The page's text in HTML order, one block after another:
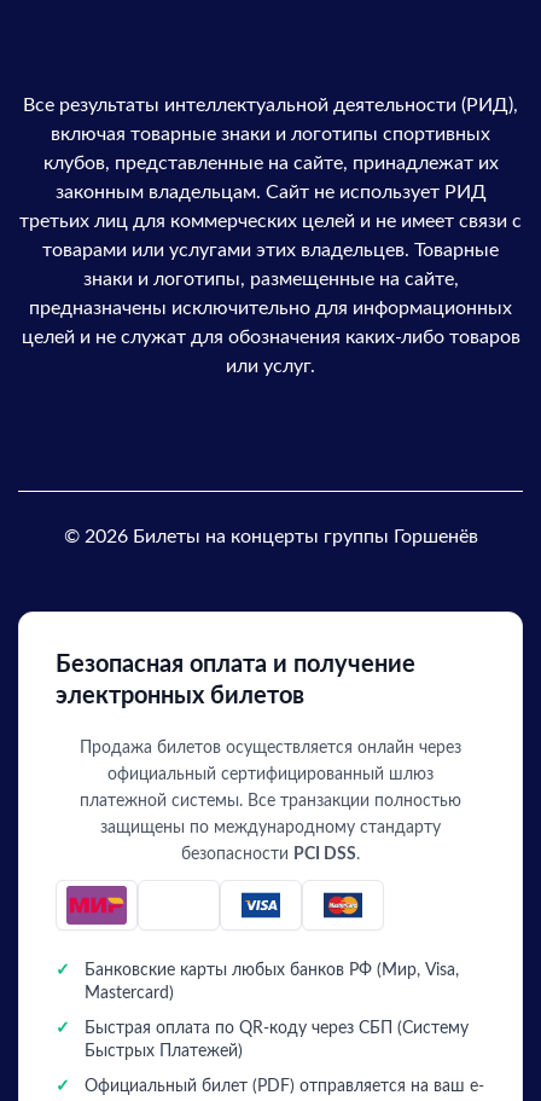
Все результаты интеллектуальной деятельности (РИД),
включая товарные знаки и логотипы спортивных
клубов, представленные на сайте, принадлежат их
законным владельцам. Сайт не использует РИД
третьих лиц для коммерческих целей и не имеет связи с
товарами или услугами этих владельцев. Товарные
знаки и логотипы, размещенные на сайте,
предназначены исключительно для информационных
целей и не служат для обозначения каких-либо товаров
или услуг.
© 2026 Билеты на концерты группы Горшенёв
Безопасная оплата и получение
электронных билетов
Продажа билетов осуществляется онлайн через
официальный сертифицированный шлюз
платежной системы. Все транзакции полностью
защищены по международному стандарту
безопасности PCI DSS.
✓
Банковские карты любых банков РФ (Мир, Visa,
Mastercard)
✓
Быстрая оплата по QR-коду через СБП (Систему
Быстрых Платежей)
✓ Официальный билет (PDF) отправляется на ваш e-